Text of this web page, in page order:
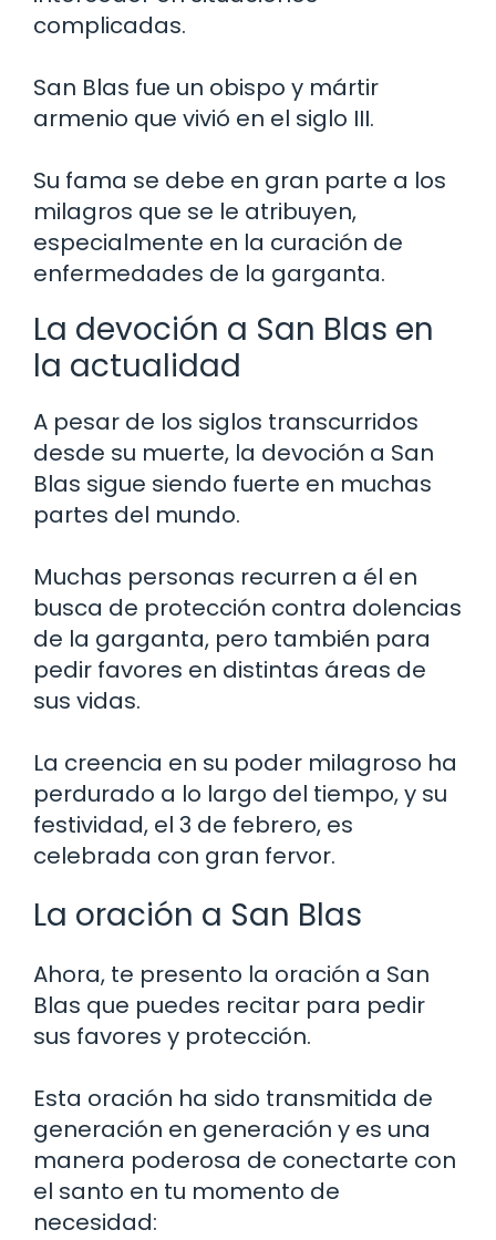
complicadas.
San Blas fue un obispo y mártir
armenio que vivió en el siglo III.
Su fama se debe en gran parte a los
milagros que se le atribuyen,
especialmente en la curación de
enfermedades de la garganta.
La devoción a San Blas en
la actualidad
A pesar de los siglos transcurridos
desde su muerte, la devoción a San
Blas sigue siendo fuerte en muchas
partes del mundo.
Muchas personas recurren a él en
busca de protección contra dolencias
de la garganta, pero también para
pedir favores en distintas áreas de
sus vidas.
La creencia en su poder milagroso ha
perdurado a lo largo del tiempo, y su
festividad, el 3 de febrero, es
celebrada con gran fervor.
La oración a San Blas
Ahora, te presento la oración a San
Blas que puedes recitar para pedir
sus favores y protección.
Esta oración ha sido transmitida de
generación en generación y es una
manera poderosa de conectarte con
el santo en tu momento de
necesidad: